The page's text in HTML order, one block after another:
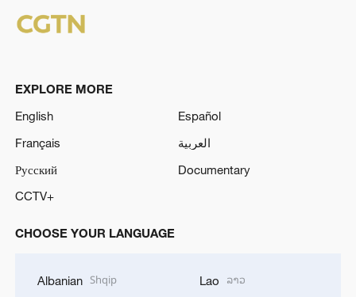
EXPLORE MORE
English
Español
Français
العربية
Русский
Documentary
CCTV+
CHOOSE YOUR LANGUAGE
Albanian Shqip Lao ລາວ